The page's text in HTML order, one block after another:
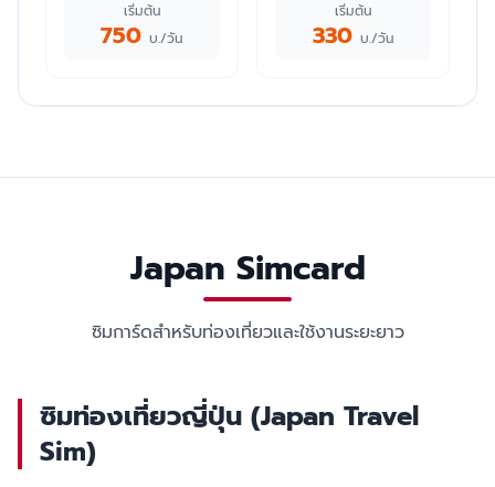
เริ่มต้น
750 บ./วัน
เริ่มต้น
330 บ./วัน
Japan Simcard
ซิมการ์ดสำหรับท่องเที่ยวและใช้งานระยะยาว
ซิมท่องเที่ยวญี่ปุ่น (Japan Travel
Sim)